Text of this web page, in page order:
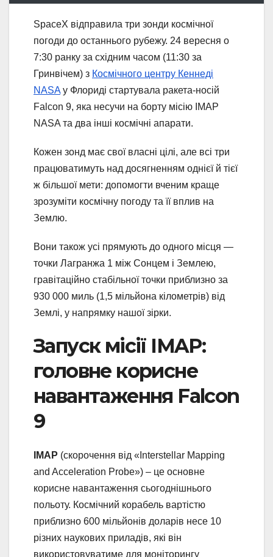
SpaceX відправила три зонди космічної
погоди до останнього рубежу. 24 вересня о
7:30 ранку за східним часом (11:30 за
Гринвічем) з Космічного центру Кеннеді
NASAу Флориді стартувала ракета-носій
Falcon 9, яка несучи на борту місію IMAP
NASA та два інші космічні апарати.
Кожен зонд має свої власні цілі, але всі три
працюватимуть над досягненням однієї й тієї
ж більшої мети: допомогти вченим краще
зрозуміти космічну погоду та її вплив на
Землю.
Вони також усі прямують до одного місця —
точки Лагранжа 1 між Сонцем і Землею,
гравітаційно стабільної точки приблизно за
930 000 миль (1,5 мільйона кілометрів) від
Землі, у напрямку нашої зірки.
Запуск місії IMAP:
головне корисне
навантаження Falcon
9
IMAP (скорочення від «Interstellar Mapping
and Acceleration Probe») – це основне
корисне навантаження сьогоднішнього
польоту. Космічний корабель вартістю
приблизно 600 мільйонів доларів несе 10
різних наукових приладів, які він
використовуватиме для моніторингу